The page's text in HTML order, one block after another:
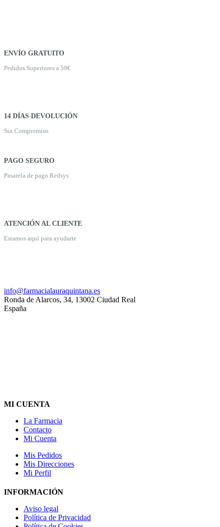
ENVÍO GRATUITO
Pedidos Superiores a 59€
14 DÍAS DEVOLUCIÓN
Sin Compromiso
PAGO SEGURO
Pasarela de pago Redsys
ATENCIÓN AL CLIENTE
Estamos aquí para ayudarte
info@farmacialauraquintana.es
Ronda de Alarcos, 34, 13002 Ciudad Real
España
MI CUENTA
La Farmacia
Contacto
Mi Cuenta
Mis Pedidos
Mis Direcciones
Mi Perfil
INFORMACIÓN
Aviso legal
Política de Privacidad